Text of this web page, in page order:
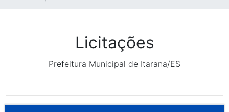
Licitações
Prefeitura Municipal de Itarana/ES